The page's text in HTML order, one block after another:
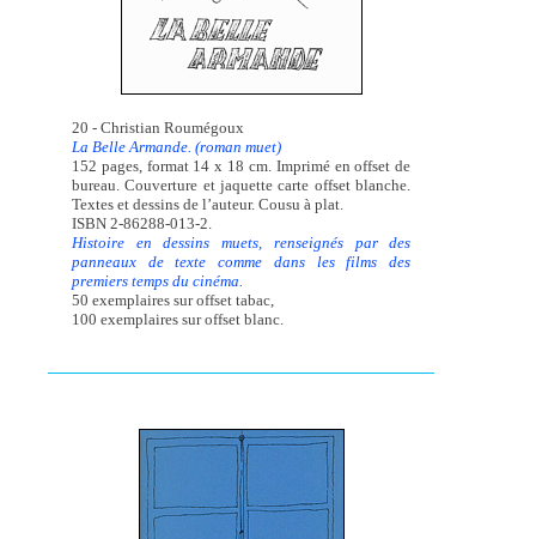
20 - Christian Roumégoux
La Belle Armande. (roman muet)
152 pages, format 14 x 18 cm. Imprimé en offset de
bureau. Couverture et jaquette carte offset blanche.
Textes et dessins de l’auteur. Cousu à plat.
ISBN 2-86288-013-2.
Histoire en dessins muets, renseignés par des
panneaux de texte comme dans les films des
premiers temps du cinéma.
50 exemplaires sur offset tabac,
100 exemplaires sur offset blanc.